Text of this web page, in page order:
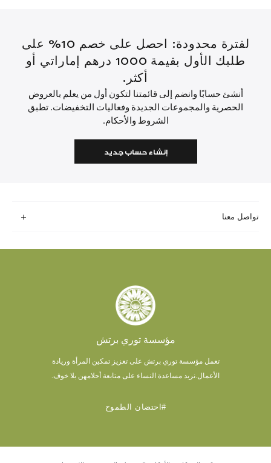
لفترة محدودة: احصل على خصم 10% على
طلبك الأول بقيمة 1000 درهم إماراتي أو
أكثر.
أنشئ حسابًا وانضم إلى قائمتنا لتكون أول من يعلم بالعروض
الحصرية والمجموعات الجديدة وفعاليات التخفيضات. تطبق
الشروط والأحكام.
إنشاء حساب جديد
تواصل معنا
مؤسسة توري برتش
تعمل مؤسسة توري برتش على تعزيز تمكين المرأة وريادة
الأعمال. نريد مساعدة النساء على متابعة أحلامهن بلا خوف.
#احتضان الطموح